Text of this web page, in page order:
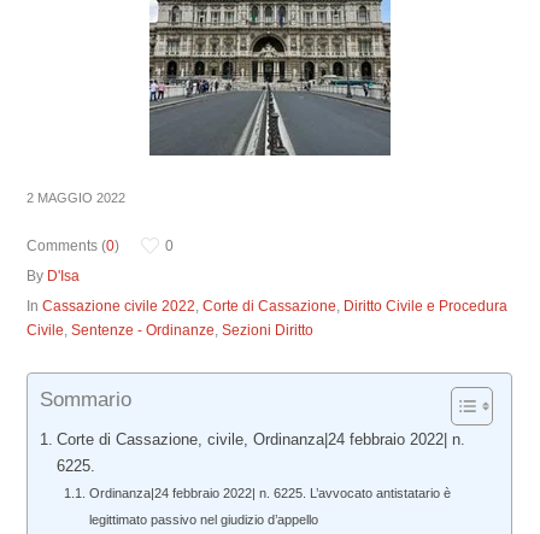
2 MAGGIO 2022
Comments (0)
0
By D'Isa
InCassazione civile 2022,Corte di Cassazione, Diritto Civile e Procedura
Civile,Sentenze - Ordinanze,Sezioni Diritto
Sommario
Corte di Cassazione, civile, Ordinanza|24 febbraio 2022| n.
6225.
Ordinanza|24 febbraio 2022| n. 6225. L’avvocato antistatario è
legittimato passivo nel giudizio d’appello